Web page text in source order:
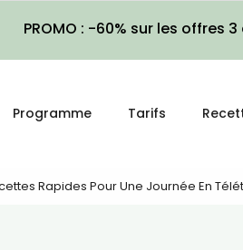
PROMO : -60% sur les offres
Programme Tarifs
Rapides Pour Une Journée En